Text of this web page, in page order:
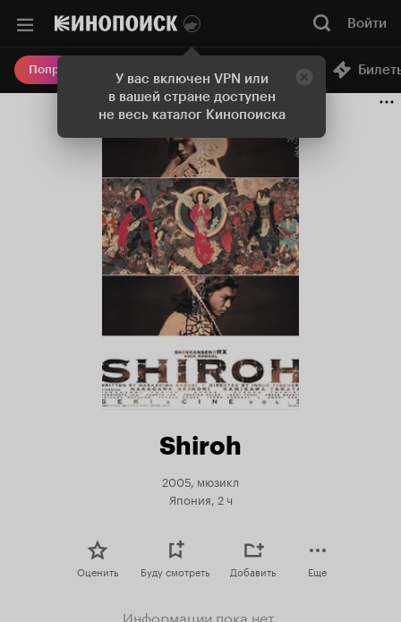
У вас включен VPN или
в вашей стране доступен
не весь каталог Кинопоиска
Войти
Попробовать Плюс Онлайн-кинотеатр
Shiroh
2005, мюзикл
Япония, 2 ч
Оценить Буду смотреть Добавить Еще
Информации пока нет,